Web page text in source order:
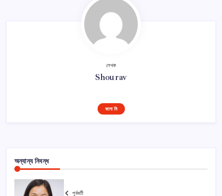
লেখক
Shourav
ফলো মি
অন্যান্য নিবন্ধ
পূর্ববর্তী